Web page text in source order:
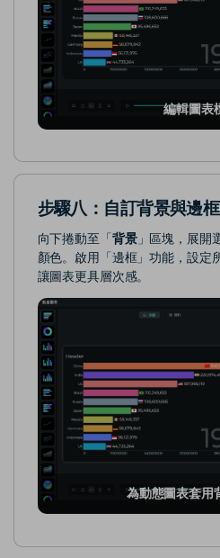
編輯圖表
步驟八：自訂背景與邊框
向下捲動至「 背景」區塊，展開
顏色。啟用「邊框」功能，設定
讓圖表更具層次感。
為動態圖表套用